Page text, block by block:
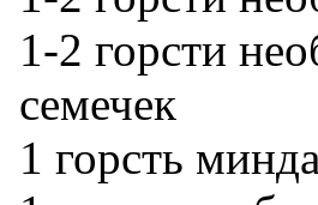
1-2 горсти
семечек
1 горсть